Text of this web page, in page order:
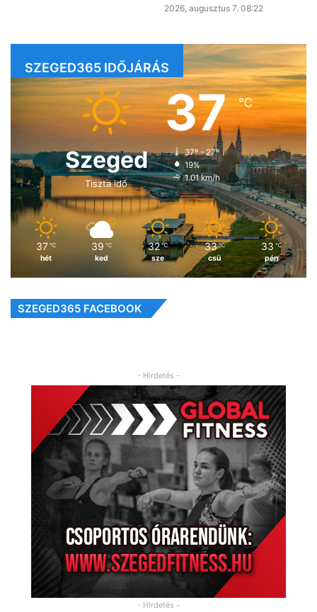
2026, augusztus 7. 08:22
SZEGED365 IDŐJÁRÁS
Szeged
Tiszta idő
37℃
37º - 27º
19%
1.01 km/h
37 ℃
hét
39 ℃
ked
32 ℃
sze
33 ℃
csü
33 ℃
pén
SZEGED365 FACEBOOK
- Hirdetés -
- Hirdetés -